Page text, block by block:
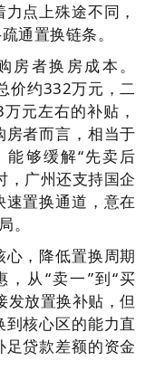
点上殊途不同，
通置换链条。
者换房成本。
价约332万元，二
元左右的补贴，
者而言，相当于
够缓解“先卖后
，广州还支持国企
置换通道，意在
。
，降低置换周期
从“卖一”到“买
发放置换补贴，但
核心区的能力直
贷款差额的资金